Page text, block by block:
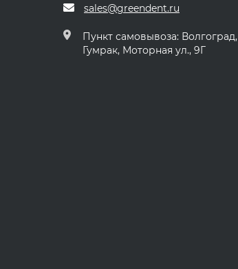
sales@greendent.ru
Пункт самовывоза: Волгоград,
Гумрак, Моторная ул., 9Г